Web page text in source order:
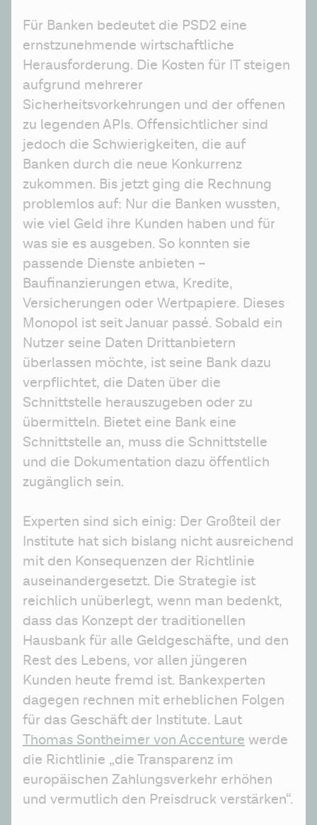
Für Banken bedeutet die PSD2 eine
ernstzunehmende wirtschaftliche
Herausforderung. Die Kosten für IT steigen
aufgrund mehrerer
Sicherheitsvorkehrungen und der offenen
zu legenden APIs. Offensichtlicher sind
jedoch die Schwierigkeiten, die auf
Banken durch die neue Konkurrenz
zukommen. Bis jetzt ging die Rechnung
problemlos auf: Nur die Banken wussten,
wie viel Geld ihre Kunden haben und für
was sie es ausgeben. So konnten sie
passende Dienste anbieten –
Baufinanzierungen etwa, Kredite,
Versicherungen oder Wertpapiere. Dieses
Monopol ist seit Januar passé. Sobald ein
Nutzer seine Daten Drittanbietern
überlassen möchte, ist seine Bank dazu
verpflichtet, die Daten über die
Schnittstelle herauszugeben oder zu
übermitteln. Bietet eine Bank eine
Schnittstelle an, muss die Schnittstelle
und die Dokumentation dazu öffentlich
zugänglich sein.
Experten sind sich einig: Der Großteil der
Institute hat sich bislang nicht ausreichend
mit den Konsequenzen der Richtlinie
auseinandergesetzt. Die Strategie ist
reichlich unüberlegt, wenn man bedenkt,
dass das Konzept der traditionellen
Hausbank für alle Geldgeschäfte, und den
Rest des Lebens, vor allen jüngeren
Kunden heute fremd ist. Bankexperten
dagegen rechnen mit erheblichen Folgen
Thomas Sontheimer von Accenture werde
die Richtlinie „die Transparenz im
europäischen Zahlungsverkehr erhöhen
und vermutlich den Preisdruck verstärken“.